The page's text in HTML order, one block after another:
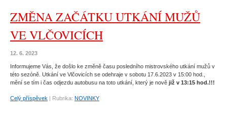
ZMĚNA ZAČÁTKU UTKÁNÍ MUŽŮ
VE VLČOVICÍCH
12. 6. 2023
Informujeme Vás, že došlo ke změně času posledního mistrovského utkání mužů v
této sezóně. Utkání ve Vlčovicích se odehraje v sobotu 17.6.2023 v 15:00 hod.,
mění se tím i čas odjezdu autobusu na toto utkání, který je nově již v 13:15 hod.!!!
Celý příspěvek | Rubrika: NOVINKY